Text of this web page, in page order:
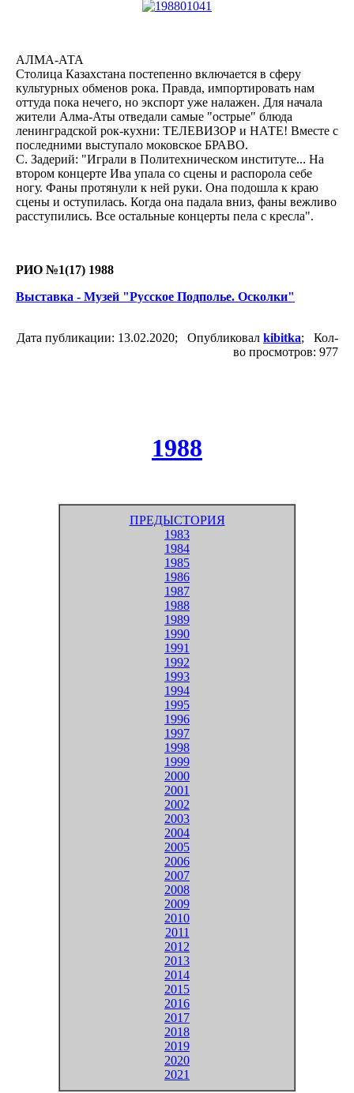
АЛМА-АТА
Столица Казахстана постепенно включается в сферу
культурных обменов рока. Правда, импортировать нам
оттуда пока нечего, но экспорт уже налажен. Для начала
жители Алма-Аты отведали самые "острые" блюда
ленинградской рок-кухни: ТЕЛЕВИЗОР и НАТЕ! Вместе с
последними выступало моковское БРАВО.
С. Задерий: "Играли в Политехническом институте... На
втором концерте Ива упала со сцены и распорола себе
ногу. Фаны протянули к ней руки. Она подошла к краю
сцены и оступилась. Когда она падала вниз, фаны вежливо
расступились. Все остальные концерты пела с кресла".
РИО №1(17) 1988
Выставка - Музей "Русское Подполье. Осколки"
Дата публикации: 13.02.2020; Опубликовал kibitka; Кол-
во просмотров: 977
1988
ПРЕДЫСТОРИЯ
1983
1984
1985
1986
1987
1988
1989
1990
1991
1992
1993
1994
1995
1996
1997
1998
1999
2000
2001
2002
2003
2004
2005
2006
2007
2008
2009
2010
2011
2012
2013
2014
2015
2016
2017
2018
2019
2020
2021